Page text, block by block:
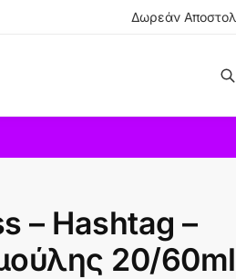
Δωρεάν
– Hashtag –
20/60ml